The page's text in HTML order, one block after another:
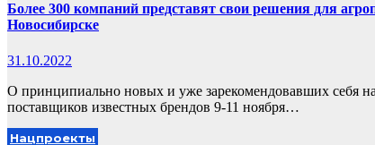
Более 300 компаний представят свои решения для
Новосибирске
31.10.2022
О принципиально новых и уже зарекомендовавших себя
поставщиков известных брендов 9-11 ноября…
Нацпроекты